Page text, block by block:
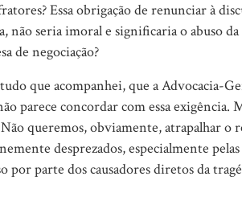
Essa obrigação de renunciar à
não seria imoral e significaria o abuso
de negociação?
que acompanhei, que a Advocacia-
parece concordar com essa exigência.
queremos, obviamente, atrapalhar
desprezados, especialmente
por parte dos causadores diretos da